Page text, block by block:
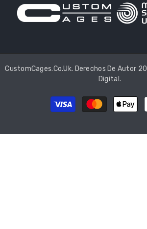
CustomCages.co.uk. Derechos De Autor
Digital .
Métodos
de